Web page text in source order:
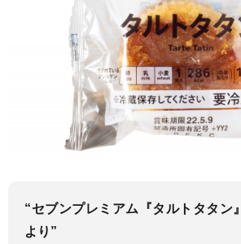
“セブンプレミアム『タルトタタン』
より”